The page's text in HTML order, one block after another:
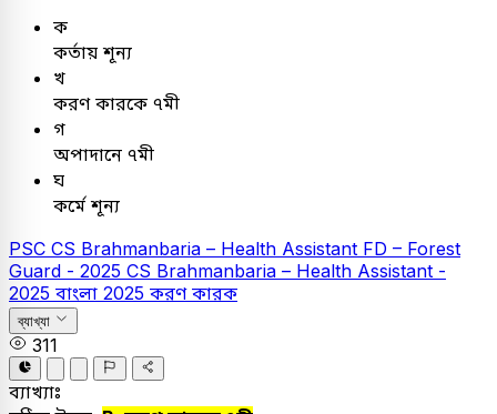
ক
কর্তায় শূন্য
খ
করণ কারকে ৭মী
গ
অপাদানে ৭মী
ঘ
কর্মে শূন্য
PSC CS Brahmanbaria – Health Assistant FD – Forest
Guard - 2025 CS Brahmanbaria – Health Assistant -
2025 বাংলা 2025 করণ কারক
ব্যাখ্যা
311
ব্যাখ্যাঃ